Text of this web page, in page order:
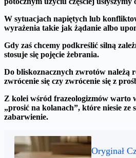
W sytuacjach napiętych lub
wyrażenia takie jak żądanie albo
Gdy zaś chcemy podkreślić silną
stosuje się pojęcie żebrania.
Do bliskoznacznych zwrotów należą
zwrócenie się czy zwrócenie się z
Z kolei wśród frazeologizmów warto
„prosić na kolanach”, które niesie ze
zabarwienie.
Oryginał